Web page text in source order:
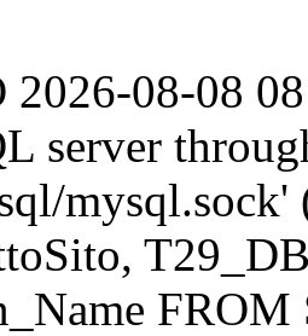
08-08
server
mysql.sock'